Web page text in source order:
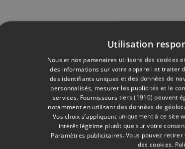
Utilisation
Nous et nos partenaires utilisons des cookies
des informations sur votre appareil et traiter
des identifiants uniques et des données de
personnalisés, mesurer les publicités et le
services. Fournisseurs tiers (1910) peuvent
notamment en utilisant des données de
Vos choix s’appliquent uniquement à ce
intérêt légitime plutôt que sur votre
Paramètres publicitaires. Vous pouvez
des cookies.